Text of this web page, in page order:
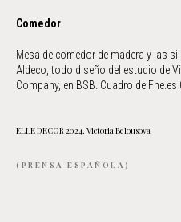
Comedor
Mesa de comedor de madera y las
Aldeco, todo diseño del estudio de
Company, en BSB. Cuadro de Fhe.es
ELLE DECOR 2024, Victoria Belousova
(PRENSA ESPAÑOLA)